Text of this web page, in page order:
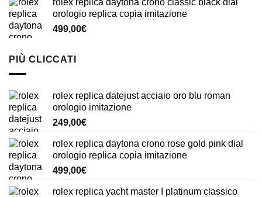
rolex replica daytona crono classic black dial
orologio replica copia imitazione
499,00€
PIÙ CLICCATI
rolex replica datejust acciaio oro blu roman
orologio imitazione
249,00€
rolex replica daytona crono rose gold pink dial
orologio replica copia imitazione
499,00€
rolex replica yacht master I platinum classico